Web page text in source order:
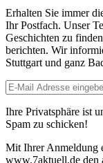
Erhalten Sie immer
Ihr Postfach. Unser
Geschichten zu
berichten. Wir
Stuttgart und ganz
Ihre Privatsphäre ist
Spam zu schicken!
Mit Ihrer Anmeldung
www.7aktuell.de den